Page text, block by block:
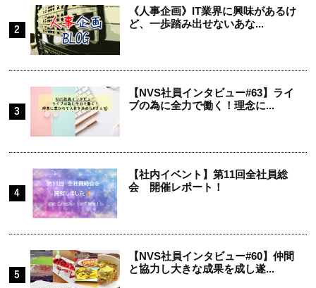
《人事企画》IT業界に興味があるけ
ど、一歩踏み出せないあな...
【NVS社員インタビュー#63】ライ
ブの為に全力で働く！理念に...
【社内イベント】第11回全社員総
会 開催レポート！
【NVS社員インタビュー#60】仲間
と協力し大きな成果を成し遂...